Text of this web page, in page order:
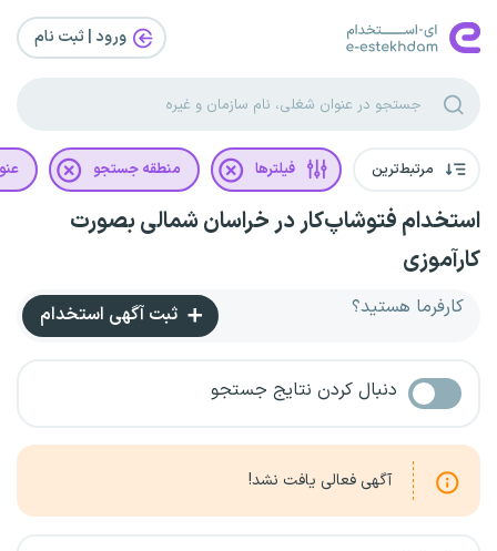
ورود | ثبت‌ نام
مرتبط‌ترین فیلترها منطقه جستجو
استخدام فتوشاپ‌کار در خراسان شمالی بصورت
کارآموزی
کارفرما هستید؟ ثبت آگهی استخدام
دنبال کردن نتایج جستجو
آگهی فعالی یافت نشد!